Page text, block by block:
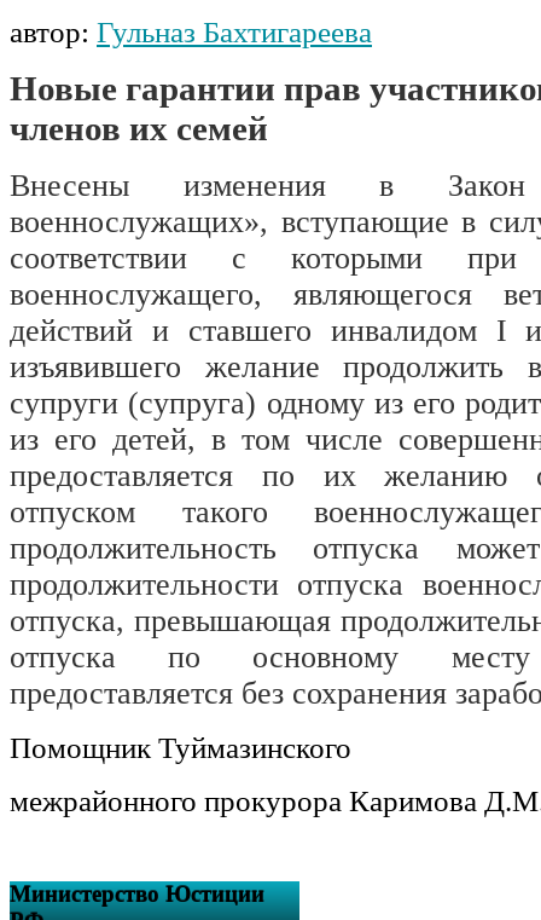
автор: Гульназ Бахтигареева
Новые гарантии прав
членов их семей
Внесены изменения в
военнослужащих», вступающие в
соответствии с которыми при
военнослужащего, являющегося
действий и ставшего инвалидом
изъявившего желание продолжить
супруги (супруга) одному из его
из его детей, в том числе
предоставляется по их желанию
отпуском такого
продолжительность отпуска
продолжительности отпуска
отпуска, превышающая
отпуска по основному
предоставляется без сохранения
Помощник Туймазинского
межрайонного прокурора Каримова
Министерство Юстиции